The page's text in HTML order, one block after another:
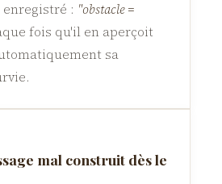
enregistré : "obstacle =
fois qu'il en aperçoit
sa
mal construit dès le